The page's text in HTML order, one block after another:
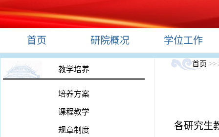
首页 研院概况 学位工作
教学培养
培养方案
课程教学
规章制度
首页 >>
各研究生